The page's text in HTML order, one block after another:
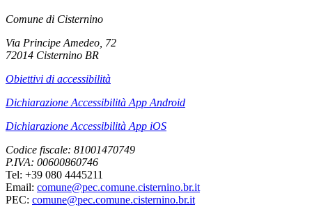
Comune di Cisternino
Via Principe Amedeo, 72
72014 Cisternino BR
Obiettivi di accessibilità
Dichiarazione Accessibilità App Android
Dichiarazione Accessibilità App iOS
Codice fiscale: 81001470749
P.IVA: 00600860746
Tel: +39 080 4445211
Email: comune@pec.comune.cisternino.br.it
PEC: comune@pec.comune.cisternino.br.it